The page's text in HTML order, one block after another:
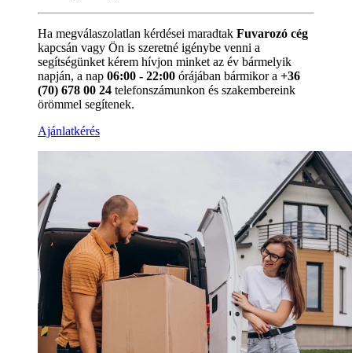
Ha megválaszolatlan kérdései maradtak Fuvarozó cég
kapcsán vagy Ön is szeretné igénybe venni a
segítségünket kérem hívjon minket az év bármelyik
napján, a nap 06:00 - 22:00 órájában bármikor a +36
(70) 678 00 24 telefonszámunkon és szakembereink
örömmel segítenek.
Ajánlatkérés